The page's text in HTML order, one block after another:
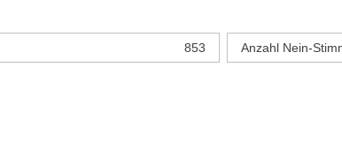
853 Anzahl Nein-